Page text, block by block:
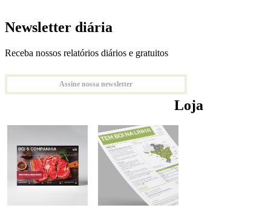
Newsletter diária
Receba nossos relatórios diários e gratuitos
Assine nossa newsletter
Loja